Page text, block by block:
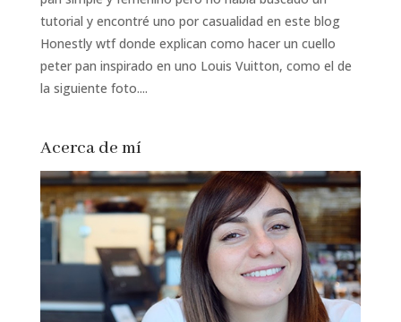
tutorial y encontré uno por casualidad en este blog
Honestly wtf donde explican como hacer un cuello
peter pan inspirado en uno Louis Vuitton, como el de
la siguiente foto....
Acerca de mí